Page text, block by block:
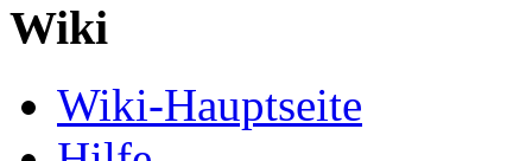
Wiki
Wiki-Hauptseite